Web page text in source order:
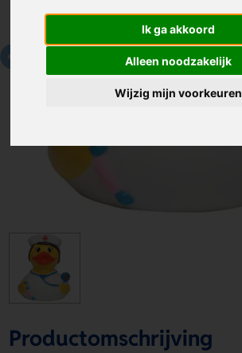
Ik ga akkoord
Alleen noodzakelijk
Wijzig mijn voorkeuren
Productomschrijving